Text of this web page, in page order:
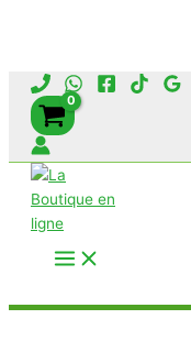
Aller
contenu